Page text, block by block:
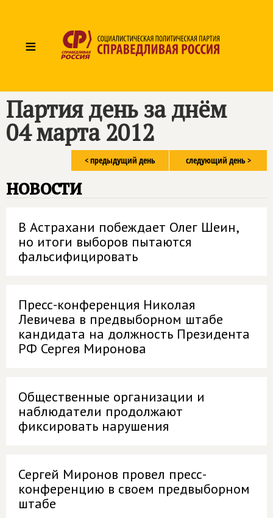
≡
Партия день за днём
04 марта 2012
следующий день >
< предыдущий день
новости
В Астрахани побеждает Олег Шеин,
но итоги выборов пытаются
фальсифицировать
Пресс-конференция Николая
Левичева в предвыборном штабе
кандидата на должность Президента
РФ Сергея Миронова
Общественные организации и
наблюдатели продолжают
фиксировать нарушения
Сергей Миронов провел пресс-
конференцию в своем предвыборном
штабе